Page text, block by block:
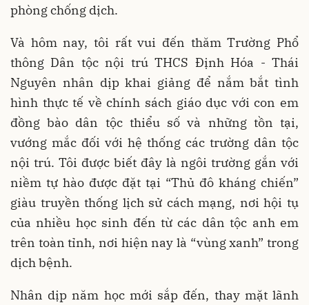
phòng chống dịch.
Và hôm nay, tôi rất vui đến thăm Trường Phổ
thông Dân tộc nội trú THCS Định Hóa - Thái
Nguyên nhân dịp khai giảng để nắm bắt tình
hình thực tế về chính sách giáo dục với con em
đồng bào dân tộc thiểu số và những tồn tại,
vướng mắc đối với hệ thống các trường dân tộc
nội trú. Tôi được biết đây là ngôi trường gắn với
niềm tự hào được đặt tại “Thủ đô kháng chiến”
giàu truyền thống lịch sử cách mạng, nơi hội tụ
của nhiều học sinh đến từ các dân tộc anh em
trên toàn tỉnh, nơi hiện nay là “vùng xanh” trong
dịch bệnh.
Nhân dịp năm học mới sắp đến, thay mặt lãnh